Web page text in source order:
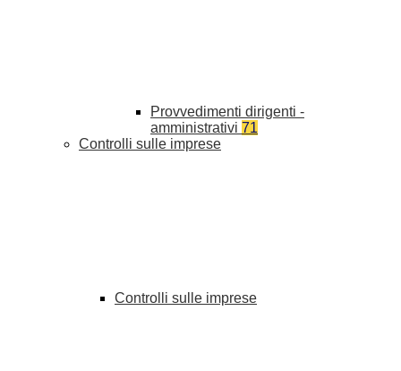
Provvedimenti dirigenti -
amministrativi 71
Controlli sulle imprese
Controlli sulle imprese